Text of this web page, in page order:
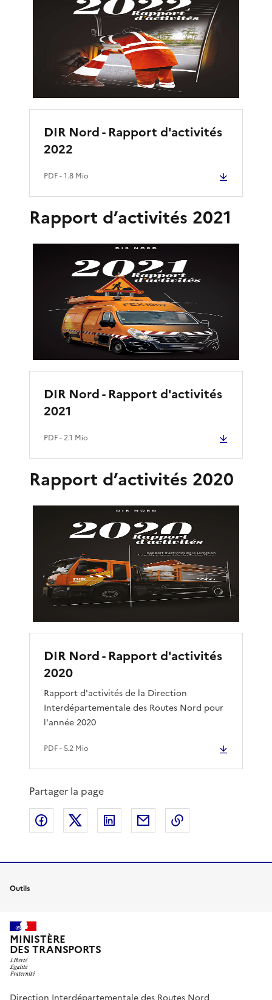
DIR Nord - Rapport d'activités
2022
PDF- 1.8 Mio
Rapport d’activités 2021
DIR Nord - Rapport d'activités
2021
PDF- 2.1 Mio
Rapport d’activités 2020
DIR Nord - Rapport d'activités
2020
PDF- 5.2 Mio
Rapport d'activités de la Direction
Interdépartementale des Routes Nord pour
l'année 2020
Partager la page
Partager sur Facebook
Partager sur XPartager sur LinkedIn
Partager par email
Outils
MINISTÈRE
DES TRANSPORTS